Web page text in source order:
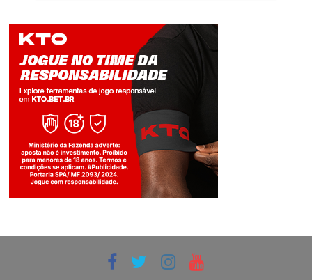
Jogue com responsabilidade. 18+